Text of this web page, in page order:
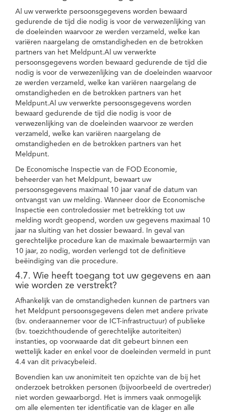
Al uw verwerkte persoonsgegevens worden bewaard
gedurende de tijd die nodig is voor de verwezenlijking van
de doeleinden waarvoor ze werden verzameld, welke kan
variëren naargelang de omstandigheden en de betrokken
partners van het Meldpunt.Al uw verwerkte
persoonsgegevens worden bewaard gedurende de tijd die
nodig is voor de verwezenlijking van de doeleinden waarvoor
ze werden verzameld, welke kan variëren naargelang de
omstandigheden en de betrokken partners van het
Meldpunt.Al uw verwerkte persoonsgegevens worden
bewaard gedurende de tijd die nodig is voor de
verwezenlijking van de doeleinden waarvoor ze werden
verzameld, welke kan variëren naargelang de
omstandigheden en de betrokken partners van het
Meldpunt.
De Economische Inspectie van de FOD Economie,
beheerder van het Meldpunt, bewaart uw
persoonsgegevens maximaal 10 jaar vanaf de datum van
ontvangst van uw melding. Wanneer door de Economische
Inspectie een controledossier met betrekking tot uw
melding wordt geopend, worden uw gegevens maximaal 10
jaar na sluiting van het dossier bewaard. In geval van
gerechtelijke procedure kan de maximale bewaartermijn van
10 jaar, zo nodig, worden verlengd tot de definitieve
beëindiging van die procedure.
4.7. Wie heeft toegang tot uw gegevens en aan
wie worden ze verstrekt?
Afhankelijk van de omstandigheden kunnen de partners van
het Meldpunt persoonsgegevens delen met andere private
(bv. onderaannemer voor de ICT-infrastructuur) of publieke
(bv. toezichthoudende of gerechtelijke autoriteiten)
instanties, op voorwaarde dat dit gebeurt binnen een
wettelijk kader en enkel voor de doeleinden vermeld in punt
4.4 van dit privacybeleid.
Bovendien kan uw anonimiteit ten opzichte van de bij het
onderzoek betrokken personen (bijvoorbeeld de overtreder)
niet worden gewaarborgd. Het is immers vaak onmogelijk
om alle elementen ter identificatie van de klager en alle